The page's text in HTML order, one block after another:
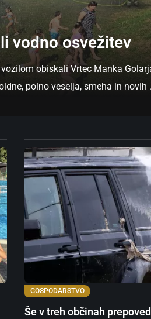
vodno osvežitev
obiskali Vrtec Manka
polno veselja, smeha in novih
GOSPODARSTVO
Še v treh občinah